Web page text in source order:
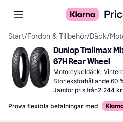
Start/Fordon & Tillbehör/Däck/
Dunlop Trailmax
67H Rear Wheel
Motorcykeldäck,
Storleksförhållande 60
(210 km/h)
Jämför pris från2 244 kr
Prova flexibla betalningar med